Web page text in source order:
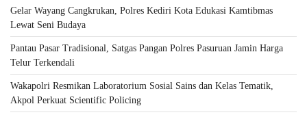
Gelar Wayang Cangkrukan, Polres Kediri Kota Edukasi Kamtibmas
Lewat Seni Budaya
Pantau Pasar Tradisional, Satgas Pangan Polres Pasuruan Jamin Harga
Telur Terkendali
Wakapolri Resmikan Laboratorium Sosial Sains dan Kelas Tematik,
Akpol Perkuat Scientific Policing